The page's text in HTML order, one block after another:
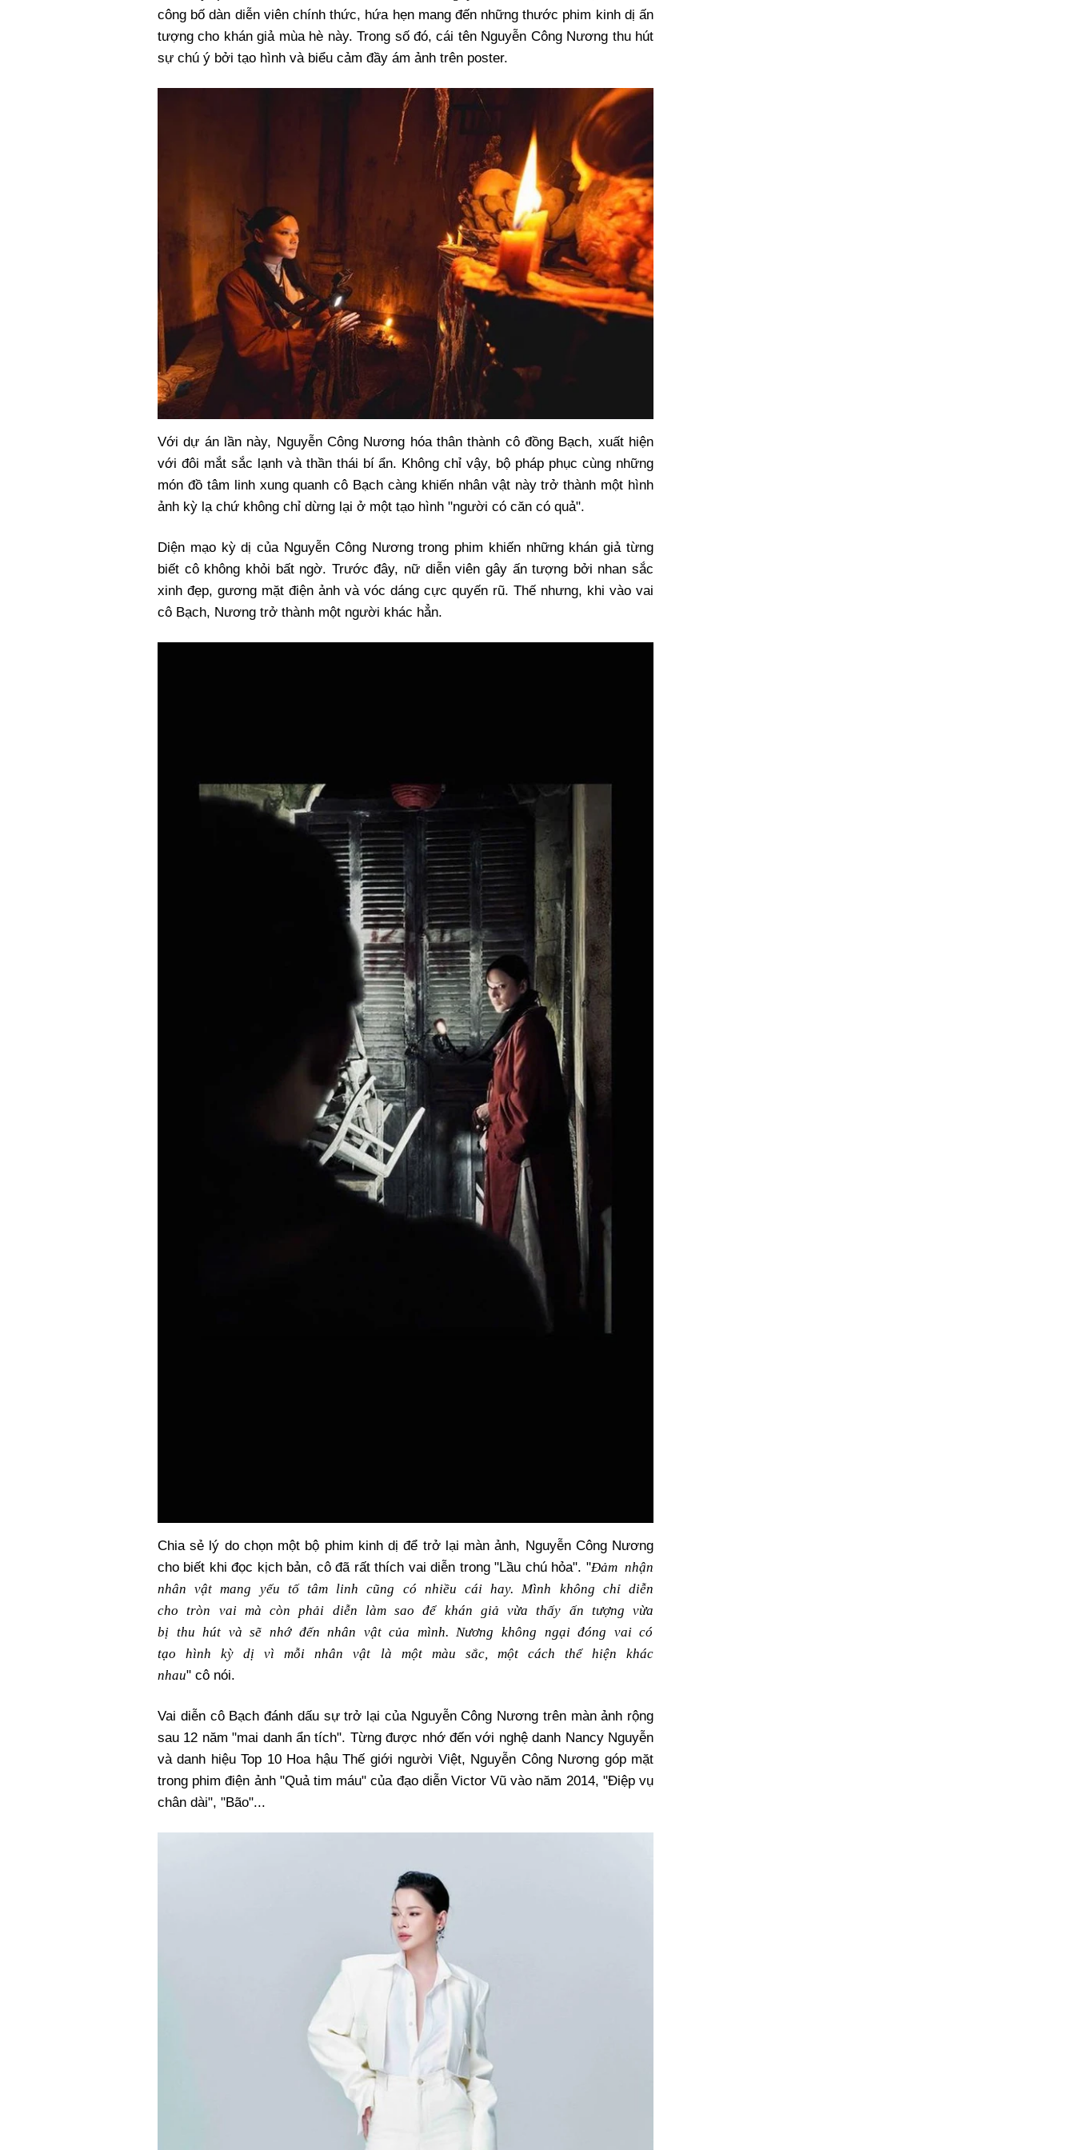
Xi nhan Trái Phải
Bạn đọc viết
công bố dàn diễn viên chính thức, hứa hẹn mang đến những thước phim kinh dị ấn
tượng cho khán giả mùa hè này. Trong số đó, cái tên Nguyễn Công Nương thu hút
sự chú ý bởi tạo hình và biểu cảm đầy ám ảnh trên poster.
Với dự án lần này, Nguyễn Công Nương hóa thân thành cô đồng Bạch, xuất hiện
với đôi mắt sắc lạnh và thần thái bí ẩn. Không chỉ vậy, bộ pháp phục cùng những
món đồ tâm linh xung quanh cô Bạch càng khiến nhân vật này trở thành một hình
ảnh kỳ lạ chứ không chỉ dừng lại ở một tạo hình "người có căn có quả".
Diện mạo kỳ dị của Nguyễn Công Nương trong phim khiến những khán giả từng
biết cô không khỏi bất ngờ. Trước đây, nữ diễn viên gây ấn tượng bởi nhan sắc
xinh đẹp, gương mặt điện ảnh và vóc dáng cực quyến rũ. Thế nhưng, khi vào vai
cô Bạch, Nương trở thành một người khác hẳn.
Chia sẻ lý do chọn một bộ phim kinh dị để trở lại màn ảnh, Nguyễn Công Nương
cho biết khi đọc kịch bản, cô đã rất thích vai diễn trong "Lầu chú hỏa". "Đảm nhận
nhân vật mang yếu tố tâm linh cũng có nhiều cái hay. Mình không chỉ diễn
cho tròn vai mà còn phải diễn làm sao để khán giả vừa thấy ấn tượng
vừa
bị thu hút và sẽ nhớ đến nhân vật của mình. Nương không ngại đóng vai có
tạo hình kỳ dị vì mỗi nhân vật là một màu sắc, một cách thể hiện khác
nhau" cô nói.
Vai diễn cô Bạch đánh dấu sự trở lại của Nguyễn Công Nương trên màn ảnh rộng
sau 12 năm "mai danh ẩn tích". Từng được nhớ đến với nghệ danh Nancy Nguyễn
và danh hiệu Top 10 Hoa hậu Thế giới người Việt, Nguyễn Công Nương góp mặt
trong phim điện ảnh "Quả tim máu" của đạo diễn Victor Vũ vào năm 2014, "Điệp vụ
chân dài", "Bão"...